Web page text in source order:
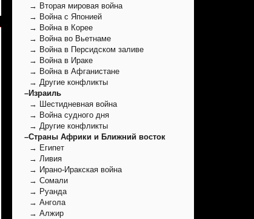
→ Вторая мировая война
→ Война с Японией
→ Война в Корее
→ Война во Вьетнаме
→ Война в Персидском заливе
→ Война в Ираке
→ Война в Афганистане
→ Другие конфликты
–Израиль
→ Шестидневная война
→ Война судного дня
→ Другие конфликты
–Страны Африки и Ближний восток
→ Египет
→ Ливия
→ Ирано-Иракская война
→ Сомали
→ Руанда
→ Ангола
→ Алжир